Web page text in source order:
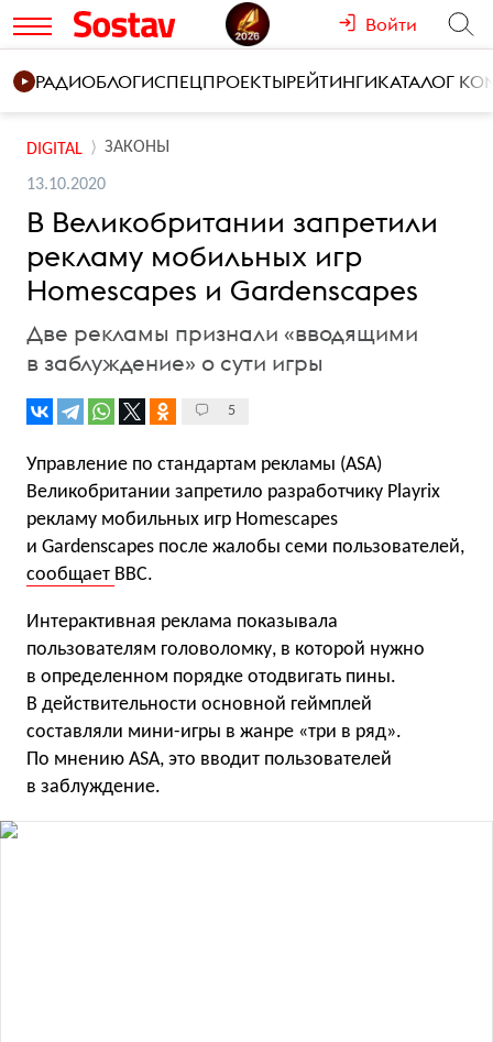
Войти
РАДИОБЛОГИСПЕЦПРОЕКТЫРЕЙТИНГИКАТАЛОГ
DIGITAL ЗАКОНЫ
13.10.2020
В Великобритании запретили
рекламу мобильных игр
Homescapes и Gardenscapes
Две рекламы признали «вводящими
в заблуждение» о сути игры
5
Управление по стандартам рекламы (ASA)
Великобритании запретило разработчику Playrix
рекламу мобильных игр Homescapes
и Gardenscapes после жалобы семи пользователей,
сообщает BBC.
Интерактивная реклама показывала
пользователям головоломку, в которой нужно
в определенном порядке отодвигать пины.
В действительности основной геймплей
составляли мини-игры в жанре «три в ряд».
По мнению ASA, это вводит пользователей
в заблуждение.